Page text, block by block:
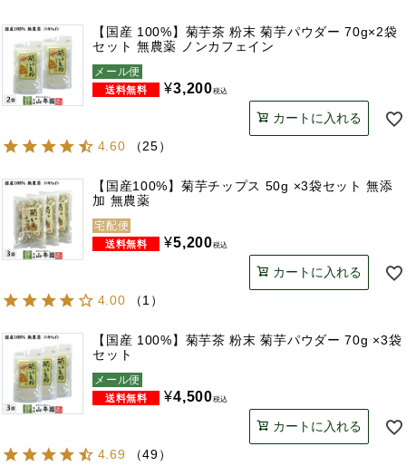
【国産 100%】菊芋茶 粉末 菊芋パウダー 70g×2袋
セット 無農薬 ノンカフェイン
メール便
¥3,200税込
カートに入れる
4.60
（25）
【国産100%】菊芋チップス 50g ×3袋セット 無添
加 無農薬
宅配便
¥5,200税込
カートに入れる
4.00
（1 ）
【国産 100%】菊芋茶 粉末 菊芋パウダー 70g ×3袋
セット
メール便
¥4,500税込
カートに入れる
4.69
（49）